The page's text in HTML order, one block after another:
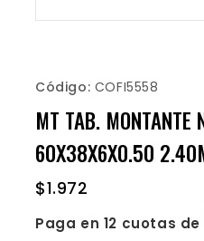
Código: COFI5558
MT TAB. MONTANTE
60X38X6X0.50
$1.972
Paga en 12 cuotas de